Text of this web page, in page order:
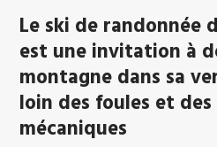
Le ski de randonnée
est une invitation à
montagne dans sa
loin des foules et
mécaniques